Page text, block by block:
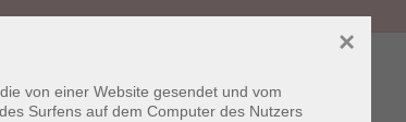
von einer Website gesendet und vom
Surfens auf dem Computer des Nutzers
×